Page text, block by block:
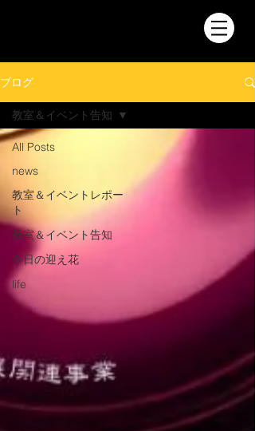
ブログ
All Posts
news
教室＆イベントレポー
ト
教室＆イベント告知
今日の迎え花
life
教室＆イベント告知